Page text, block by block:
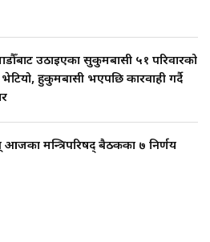
उठाइएका सुकुमबासी ५१ परिवारको
हुकुमबासी भएपछि कारवाही गर्दै
आजका मन्त्रिपरिषद् बैठकका ७ निर्णय